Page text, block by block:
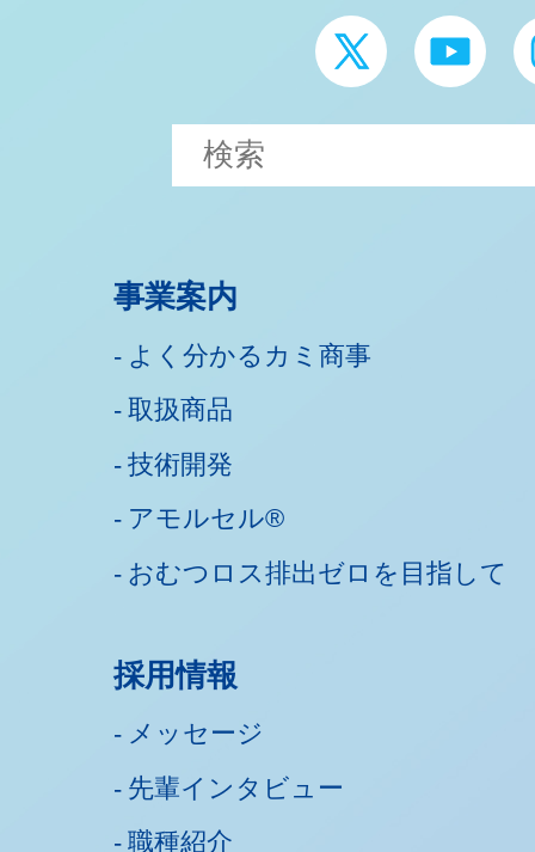
事業案内
よく分かるカミ商事
取扱商品
技術開発
アモルセル®
おむつロス排出ゼロを目指して
採用情報
メッセージ
先輩インタビュー
職種紹介